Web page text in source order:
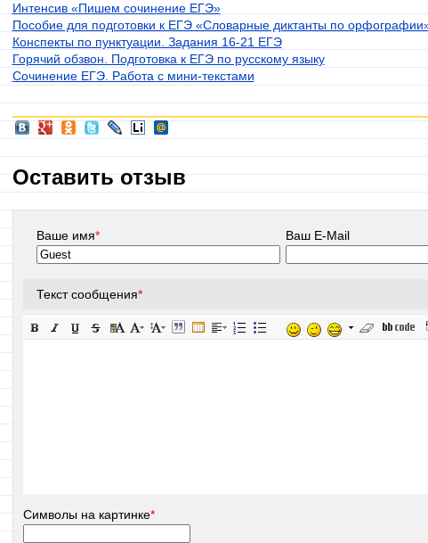
Интенсив «Пишем сочинение ЕГЭ»
Пособие для подготовки к ЕГЭ «Словарные диктанты по
Конспекты по пунктуации. Задания 16-21 ЕГЭ
Горячий обзвон. Подготовка к ЕГЭ по русскому языку
Сочинение ЕГЭ. Работа с мини-текстами
Оставить отзыв
Ваше имя* Ваш E-Mail
Текст сообщения*
Символы на картинке*